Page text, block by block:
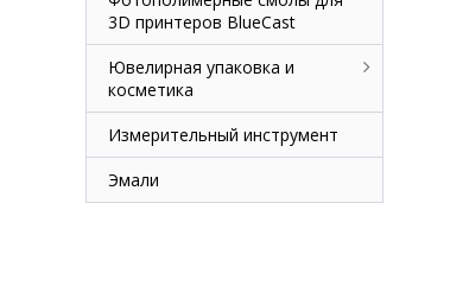
3D принтеров BlueCast
Ювелирная упаковка и
косметика
Измерительный инструмент
Эмали